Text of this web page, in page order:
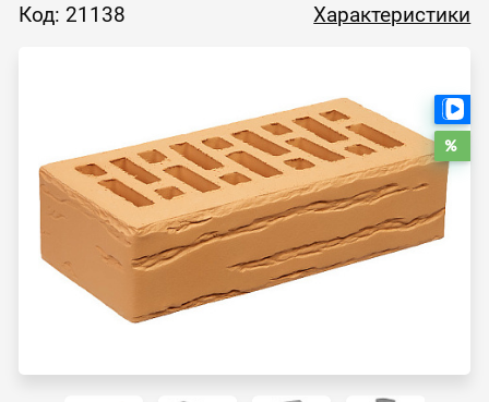
Код: 21138 Характеристики